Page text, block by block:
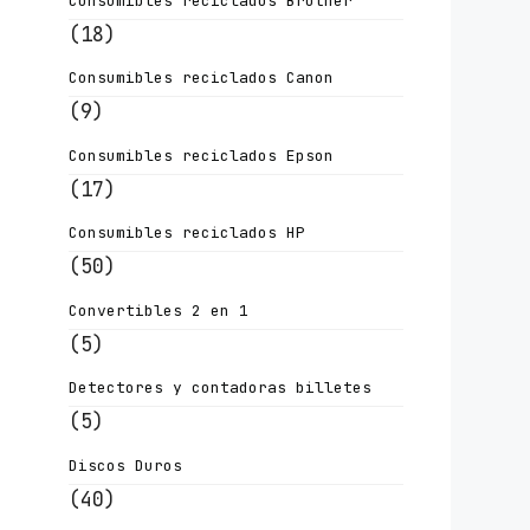
(18)
Consumibles reciclados Canon
(9)
Consumibles reciclados Epson
(17)
Consumibles reciclados HP
(50)
Convertibles 2 en 1
(5)
Detectores y contadoras billetes
(5)
Discos Duros
(40)